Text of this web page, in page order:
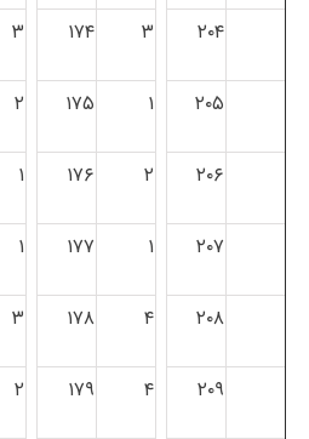
۲۰۴ ۳ ۱۷۴ ۳
۲۰۵ ۱ ۱۷۵ ۲
۲۰۶ ۲ ۱۷۶ ۱
۲۰۷ ۱ ۱۷۷ ۱
۲۰۸ ۴ ۱۷۸ ۳
۲۰۹ ۴ ۱۷۹ ۲